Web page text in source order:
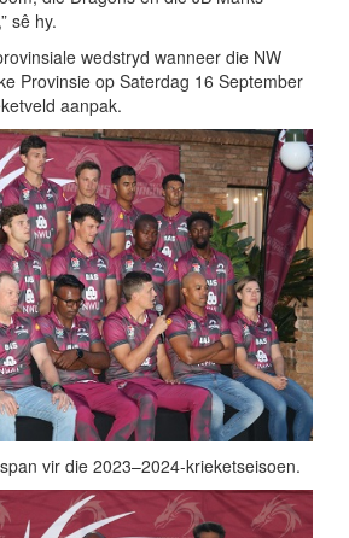
sê hy.
wedstryd wanneer die NW
Provinsie op Saterdag 16 September
aanpak.
vir die 2023–2024-krieketseisoen.